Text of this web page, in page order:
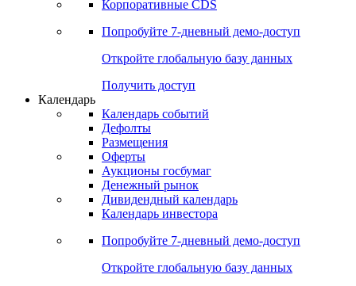
Корпоративные CDS
Попробуйте 7-дневный демо-доступ
Откройте глобальную базу данных
Получить доступ
Календарь
Календарь событий
Дефолты
Размещения
Оферты
Аукционы госбумаг
Денежный рынок
Дивидендный календарь
Календарь инвестора
Попробуйте 7-дневный демо-доступ
Откройте глобальную базу данных